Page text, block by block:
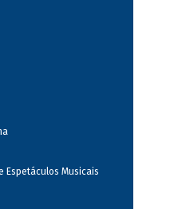
Espetáculos Musicais